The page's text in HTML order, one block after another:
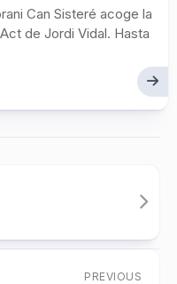
Can Sisteré acoge la
de Jordi Vidal. Hasta
PREVIOUS